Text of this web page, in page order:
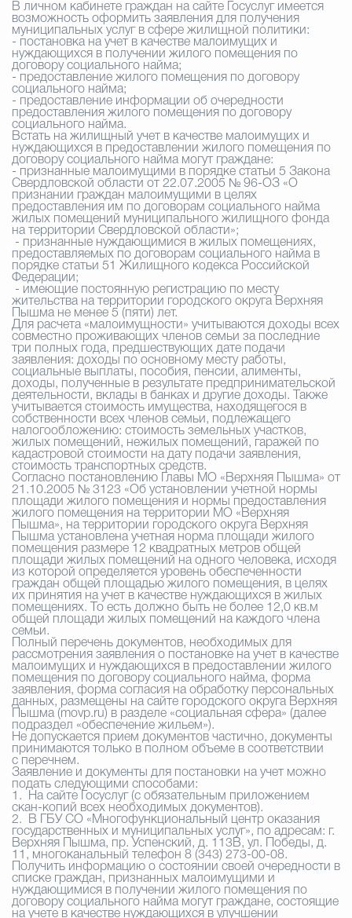
Общественная
Градостроительство и
Государственные организации
Открытые
В личном кабинете граждан на сайте Госуслуг имеется
возможность оформить заявления для получения
муниципальных услуг в сфере жилищной политики:
- постановка на учет в качестве малоимущих и
нуждающихся в получении жилого помещения по
договору социального найма;
- предоставление жилого помещения по договору
социального найма;
- предоставление информации об очередности
предоставления жилого помещения по договору
социального найма.
Встать на жилищный учет в качестве малоимущих и
нуждающихся в предоставлении жилого помещения по
договору социального найма могут граждане:
- признанные малоимущими в порядке статьи 5 Закона
Свердловской области от 22.07.2005 № 96-ОЗ «О
признании граждан малоимущими в целях
предоставления им по договорам социального найма
жилых помещений муниципального жилищного фонда
на территории Свердловской области»;
- признанные нуждающимися в жилых помещениях,
предоставляемых по договорам социального найма в
порядке статьи 51 Жилищного кодекса Российской
Федерации;
- имеющие постоянную регистрацию по месту
жительства на территории городского округа Верхняя
Пышма не менее 5 (пяти) лет.
Для расчета «малоимущности» учитываются доходы всех
совместно проживающих членов семьи за последние
три полных года, предшествующих дате подачи
заявления: доходы по основному месту работы,
социальные выплаты, пособия, пенсии, алименты,
доходы, полученные в результате предпринимательской
деятельности, вклады в банках и другие доходы. Также
учитывается стоимость имущества, находящегося в
собственности всех членов семьи, подлежащего
налогообложению: стоимость земельных участков,
жилых помещений, нежилых помещений, гаражей по
кадастровой стоимости на дату подачи заявления,
стоимость транспортных средств.
Согласно постановлению Главы МО «Верхняя Пышма» от
21.10.2005 № 3123 «Об установлении учетной нормы
площади жилого помещения и нормы предоставления
жилого помещения на территории МО «Верхняя
Пышма», на территории городского округа Верхняя
Пышма установлена учетная норма площади жилого
помещения размере 12 квадратных метров общей
площади жилых помещений на одного человека, исходя
из которой определяется уровень обеспеченности
граждан общей площадью жилого помещения, в целях
их принятия на учет в качестве нуждающихся в жилых
помещениях. То есть должно быть не более 12,0 кв.м
общей площади жилых помещений на каждого члена
семьи.
Полный перечень документов, необходимых для
рассмотрения заявления о постановке на учет в качестве
малоимущих и нуждающихся в предоставлении жилого
помещения по договору социального найма, форма
заявления, форма согласия на обработку персональных
данных, размещены на сайте городского округа Верхняя
Пышма (movp. ru ) в разделе «социальная сфера» (далее
подраздел «обеспечение жильем»).
Не допускается прием документов частично, документы
принимаются только в полном объеме в соответствии
с перечнем.
Заявление и документы для постановки на учет можно
подать следующими способами:
1.
На сайте Госуслуг (с обязательным приложением
скан-копий всех необходимых документов).
2.
В ГБУ СО «Многофункциональный центр оказания
государственных и муниципальных услуг», по адресам: г.
Верхняя Пышма, пр. Успенский, д. 113В, ул. Победы, д.
11, многоканальный телефон 8 (343) 273-00-08.
Получить информацию о состоянии своей очередности в
списке граждан, признанных малоимущими и
нуждающимися в получении жилого помещения по
договору социального найма могут граждане, состоящие
на учете в качестве нуждающихся в улучшении